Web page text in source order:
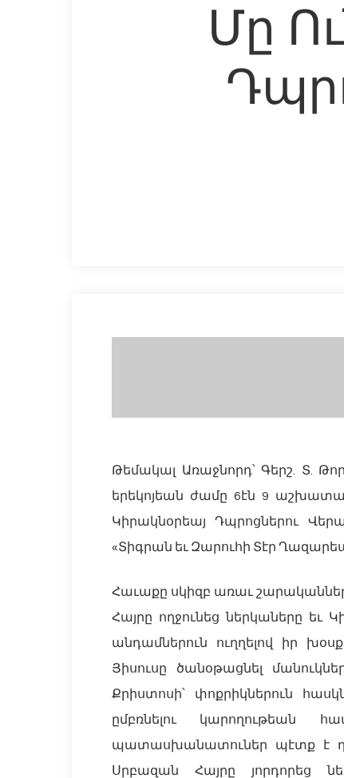
Մը
Թեմակալ Առաջնորդ՝ Գերշ. Տ.
երեկոյեան ժամը 6էն 9
Կիրակնօրեայ Դպրոցներու
«Տիգրան եւ Զարուհի Տէր
Հաւաքը սկիզբ առաւ
Հայրը ողջունեց ներկաները եւ
անդամներուն ուղղելով իր
Յիսուսը ծանօթացնել
Քրիստոսի՝ փոքրիկներուն
ըմբռնելու կարողութեան
պատասխանատուներ պէտք է
Սրբազան Հայրը յորդորեց